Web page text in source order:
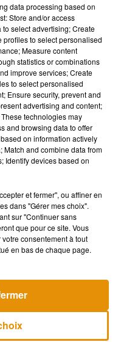
personnelle de la
avait bouleversé ses
de son fils Khalil au
qu’elle avait évoqué
sociaux.
apparaît comme un
ans. Avec ce retour au
renouer avec le succès et
depuis ses débuts.
est prévue ce vendredi
réactions sur
tenu du refus du
donner votre accord
ci-dessous.
data processing based on
Store and/or access
select advertising; Create
to select personalised
Measure content
statistics or combinations
improve services; Create
to select personalised
Ensure security, prevent and
advertising and content;
technologies may
and browsing data to offer
on information actively
and combine data from
Identify devices based on
et fermer", ou affiner en
dans "Gérer mes choix".
sur "Continuer sans
que pour ce site. Vous
consentement à tout
en bas de chaque page.